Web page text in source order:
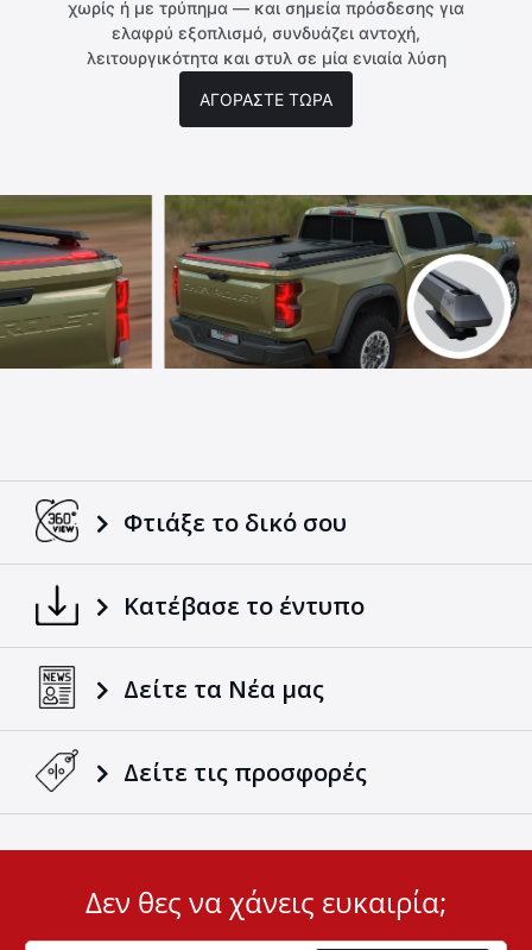
χωρίς ή με τρύπημα — και σημεία πρόσδεσης για
ελαφρύ εξοπλισμό, συνδυάζει αντοχή,
λειτουργικότητα και στυλ σε μία ενιαία λύση
AΓΟΡΑΣΤΕ ΤΩΡΑ
Φτιάξε το δικό σου
Κατέβασε το έντυπο
Δείτε τα Νέα μας
Δείτε τις προσφορές
ID
Δεν θες να χάνεις ευκαιρία;